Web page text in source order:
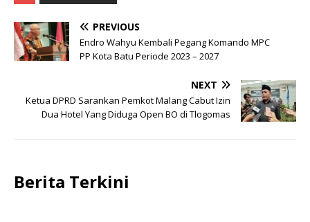
PREVIOUS
Endro Wahyu Kembali Pegang Komando MPC
PP Kota Batu Periode 2023 – 2027
NEXT
Ketua DPRD Sarankan Pemkot Malang Cabut Izin
Dua Hotel Yang Diduga Open BO di Tlogomas
Berita Terkini